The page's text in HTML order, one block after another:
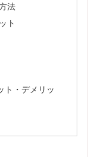
法
ト
ト・デメリッ